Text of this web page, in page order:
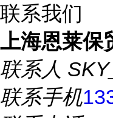
联系我们
上海恩莱保
联系人
联系手机